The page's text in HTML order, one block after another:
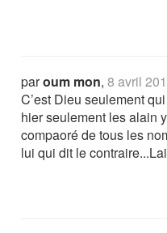
paroum mon,8 avril
C’est Dieu seulement
hier seulement les alain
compaoré de tous les
lui qui dit le